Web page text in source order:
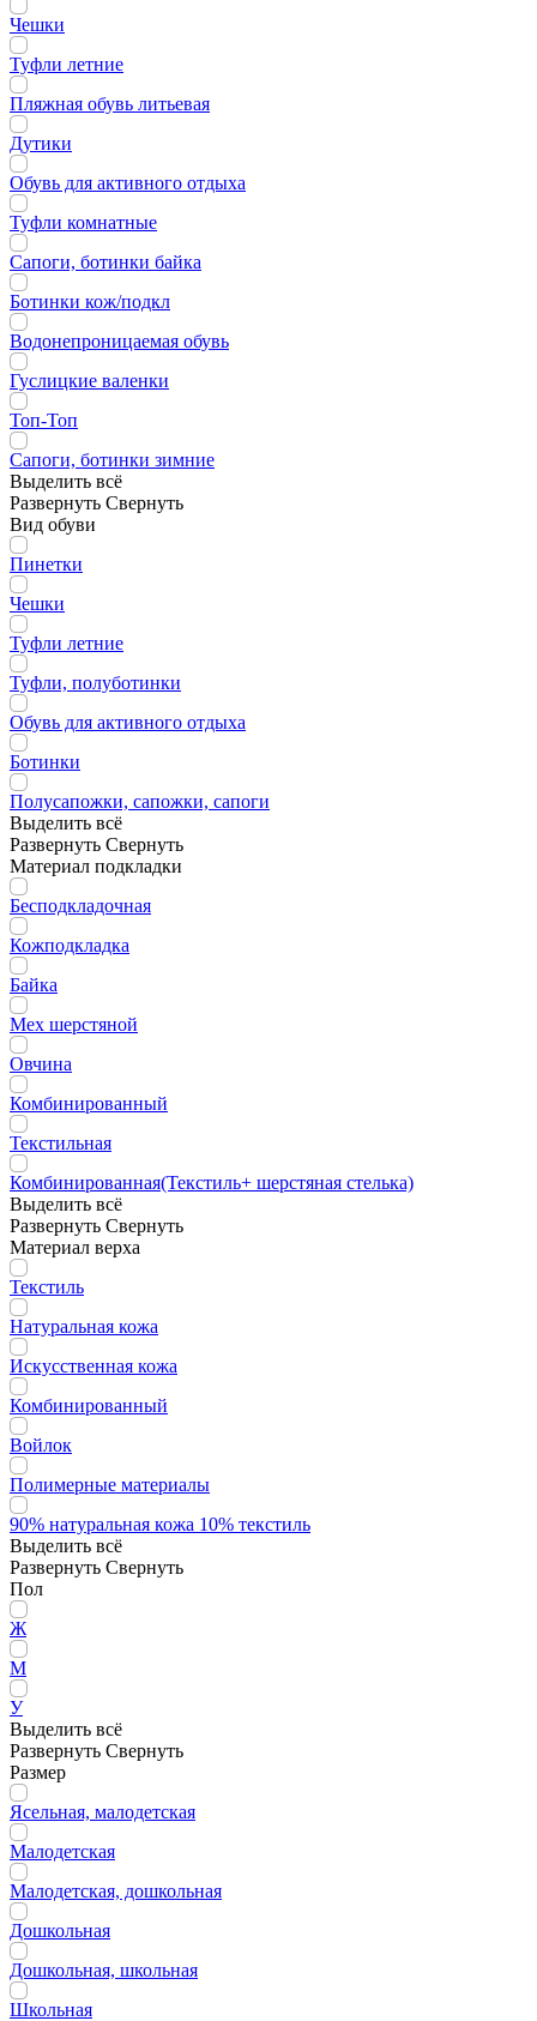
Чешки
Туфли летние
Пляжная обувь литьевая
Дутики
Обувь для активного отдыха
Туфли комнатные
Сапоги, ботинки байка
Ботинки кож/подкл
Водонепроницаемая обувь
Гуслицкие валенки
Топ-Топ
Сапоги, ботинки зимние
Выделить всё
Развернуть Свернуть
Вид обуви
Пинетки
Чешки
Туфли летние
Туфли, полуботинки
Обувь для активного отдыха
Ботинки
Полусапожки, сапожки, сапоги
Выделить всё
Развернуть Свернуть
Материал подкладки
Бесподкладочная
Кожподкладка
Байка
Мех шерстяной
Овчина
Комбинированный
Текстильная
Комбинированная(Текстиль+ шерстяная стелька)
Выделить всё
Развернуть Свернуть
Материал верха
Текстиль
Натуральная кожа
Искусственная кожа
Комбинированный
Войлок
Полимерные материалы
90% натуральная кожа 10% текстиль
Выделить всё
Развернуть Свернуть
Пол
Ж
М
У
Выделить всё
Развернуть Свернуть
Размер
Ясельная, малодетская
Малодетская
Малодетская, дошкольная
Дошкольная
Дошкольная, школьная
Школьная